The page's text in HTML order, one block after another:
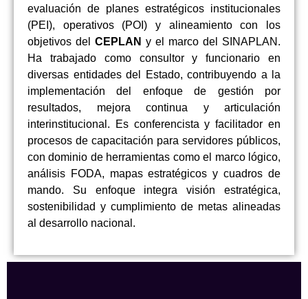
evaluación de planes estratégicos institucionales
(PEI), operativos (POI) y alineamiento con los
objetivos del CEPLAN y el marco del SINAPLAN.
Ha trabajado como consultor y funcionario en
diversas entidades del Estado, contribuyendo a la
implementación del enfoque de gestión por
resultados, mejora continua y articulación
interinstitucional. Es conferencista y facilitador en
procesos de capacitación para servidores públicos,
con dominio de herramientas como el marco lógico,
análisis FODA, mapas estratégicos y cuadros de
mando. Su enfoque integra visión estratégica,
sostenibilidad y cumplimiento de metas alineadas
al desarrollo nacional.